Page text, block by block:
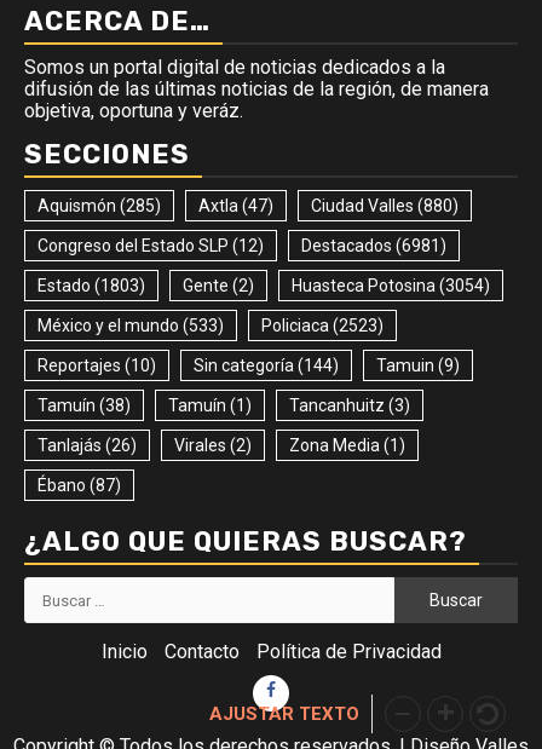
ACERCA DE…
Somos un portal digital de noticias dedicados a la
difusión de las últimas noticias de la región, de manera
objetiva, oportuna y veráz.
SECCIONES
Aquismón (285) Axtla (47) Ciudad Valles (880)
Congreso del Estado SLP (12) Destacados (6981)
Estado (1803) Gente (2) Huasteca Potosina (3054)
México y el mundo (533) Policiaca (2523)
Reportajes (10) Sin categoría (144) Tamuin (9)
Tamuín (38) Tamuín (1) Tancanhuitz (3)
Tanlajás (26) Virales (2) Zona Media (1)
Ébano (87)
¿ALGO QUE QUIERAS BUSCAR?
Buscar:
Inicio Contacto Política de Privacidad
Facebook
AJUSTAR TEXTO